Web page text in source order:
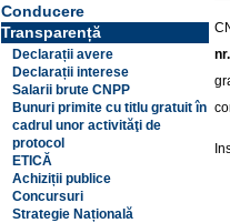
Conducere
Transparență
Declarații avere
Declarații interese
Salarii brute CNPP
Bunuri primite cu titlu gratuit în
cadrul unor activităţi de
protocol
ETICĂ
Achiziții publice
Concursuri
Strategie Națională